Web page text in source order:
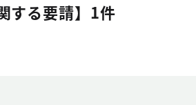
する要請】1件